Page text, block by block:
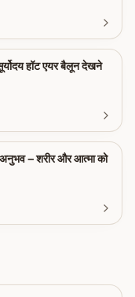
हॉट एयर बैलून देखने
अनुभव – शरीर और आत्मा को